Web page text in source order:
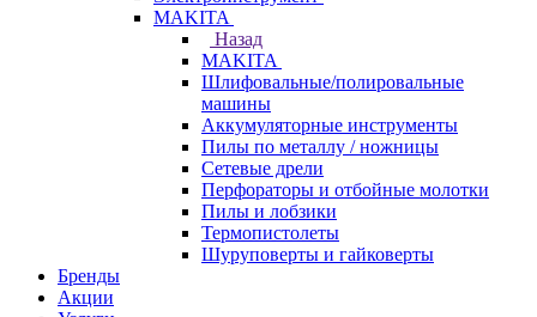
МAKITA
Назад
МAKITA
Шлифовальные/полировальные
машины
Аккумуляторные инструменты
Пилы по металлу / ножницы
Сетевые дрели
Перфораторы и отбойные молотки
Пилы и лобзики
Термопистолеты
Шуруповерты и гайковерты
Бренды
Акции